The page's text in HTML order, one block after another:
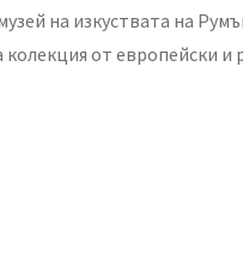
на изкуствата на
от европейски и